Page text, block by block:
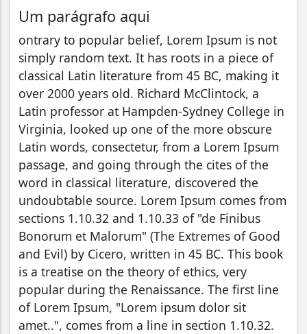
Um parágrafo aqui
ontrary to popular belief, Lorem Ipsum is not
simply random text. It has roots in a piece of
classical Latin literature from 45 BC, making it
over 2000 years old. Richard McClintock, a
Latin professor at Hampden-Sydney College in
Virginia, looked up one of the more obscure
Latin words, consectetur, from a Lorem Ipsum
passage, and going through the cites of the
word in classical literature, discovered the
undoubtable source. Lorem Ipsum comes from
sections 1.10.32 and 1.10.33 of "de Finibus
Bonorum et Malorum" (The Extremes of Good
and Evil) by Cicero, written in 45 BC. This book
is a treatise on the theory of ethics, very
popular during the Renaissance. The first line
of Lorem Ipsum, "Lorem ipsum dolor sit
amet..", comes from a line in section 1.10.32.